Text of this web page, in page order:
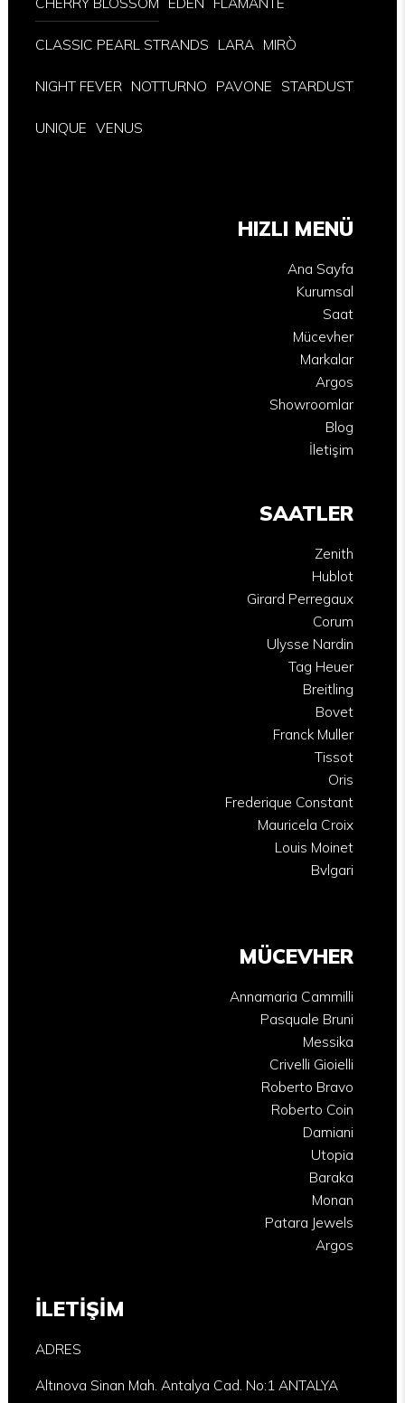
CHERRY BLOSSOM EDEN FLAMANTE
CLASSIC PEARL STRANDS LARA MIRÒ
NIGHT FEVER NOTTURNO PAVONE STARDUST
UNIQUE VENUS
HIZLI MENÜ
Ana Sayfa
Kurumsal
Saat
Mücevher
Markalar
Argos
Showroomlar
Blog
İletişim
SAATLER
Zenith
Hublot
Girard Perregaux
Corum
Ulysse Nardin
Tag Heuer
Breitling
Bovet
Franck Muller
Tissot
Oris
Frederique Constant
Mauricela Croix
Louis Moinet
Bvlgari
MÜCEVHER
Annamaria Cammilli
Pasquale Bruni
Messika
Crivelli Gioielli
Roberto Bravo
Roberto Coin
Damiani
Utopia
Baraka
Monan
Patara Jewels
Argos
İLETİŞİM
ADRES
Altınova Sinan Mah. Antalya Cad. No:1 ANTALYA